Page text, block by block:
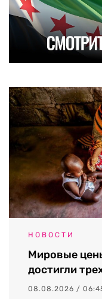
НОВОСТИ
Мировые
достигли
08.08.2026 /